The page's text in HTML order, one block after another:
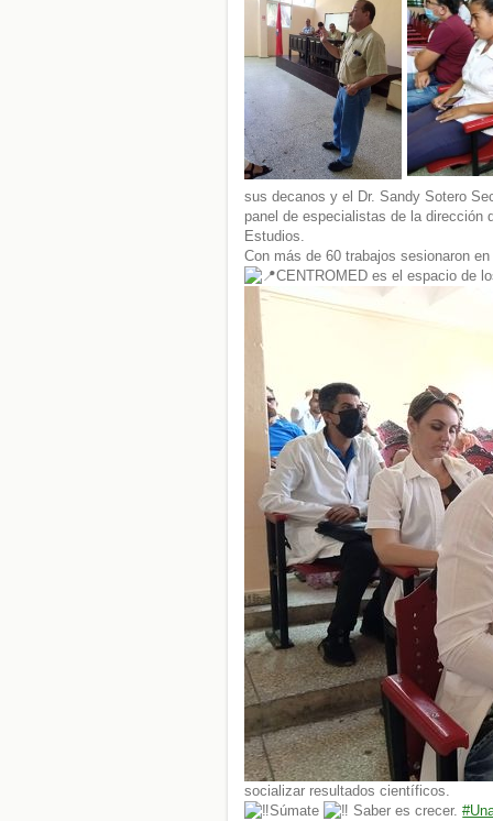
sus decanos y el Dr. Sandy Sotero
panel de especialistas de la dirección
Estudios.
Con más de 60 trabajos sesionaron
CENTROMED es el espacio de
socializar resultados científicos.
Súmate
Saber es crecer.